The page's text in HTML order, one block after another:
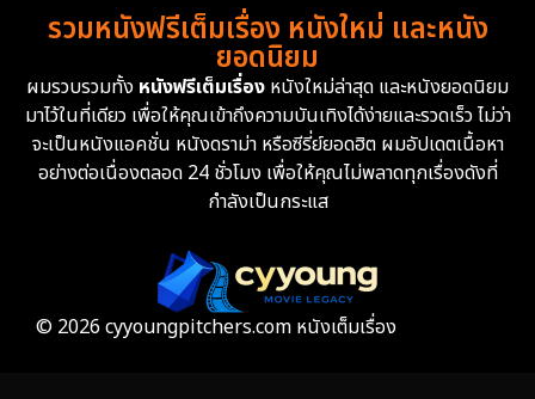
รวมหนังฟรีเต็มเรื่อง หนังใหม่ และหนัง
ยอดนิยม
ผมรวบรวมทั้ง หนังฟรีเต็มเรื่อง หนังใหม่ล่าสุด และหนังยอดนิยม
มาไว้ในที่เดียว เพื่อให้คุณเข้าถึงความบันเทิงได้ง่ายและรวดเร็ว ไม่ว่า
จะเป็นหนังแอคชั่น หนังดราม่า หรือซีรี่ย์ยอดฮิต ผมอัปเดตเนื้อหา
อย่างต่อเนื่องตลอด 24 ชั่วโมง เพื่อให้คุณไม่พลาดทุกเรื่องดังที่
กำลังเป็นกระแส
© 2026 cyyoungpitchers.com หนังเต็มเรื่อง